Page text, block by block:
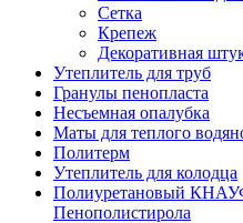
Сетка
Крепеж
Декоративная
Утеплитель для труб
Гранулы пенопласта
Несъемная опалубка
Маты для теплого
Политерм
Утеплитель для колодца
Полиуретановый
Пенополистирола